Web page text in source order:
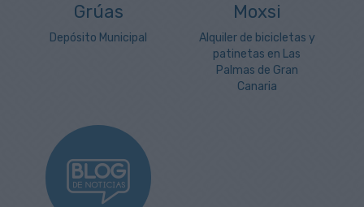
Grúas
Depósito Municipal
Moxsi
Alquiler de bicicletas y
patinetas en Las
Palmas de Gran
Canaria